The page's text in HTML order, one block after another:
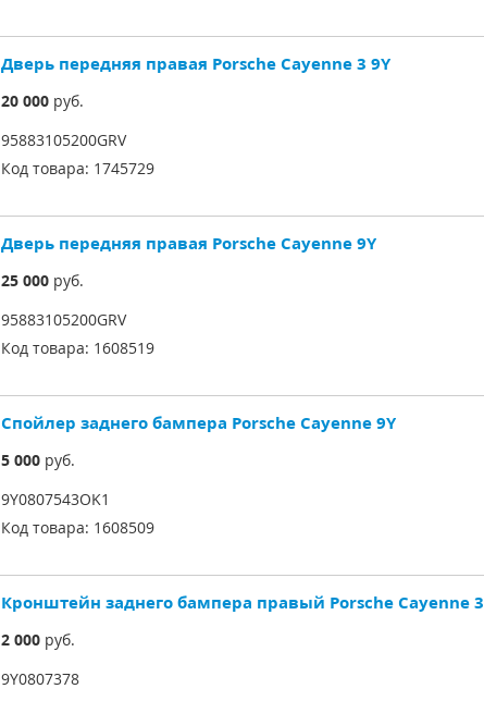
Дверь передняя правая Porsche Cayenne 3 9Y
20 000руб.
95883105200GRV
Код товара: 1745729
Дверь передняя правая Porsche Cayenne 9Y
25 000руб.
95883105200GRV
Код товара: 1608519
Спойлер заднего бампера Porsche Cayenne 9Y
5 000руб.
9Y0807543OK1
Код товара: 1608509
Кронштейн заднего бампера правый Porsche Cayenne 3
2 000руб.
9Y0807378